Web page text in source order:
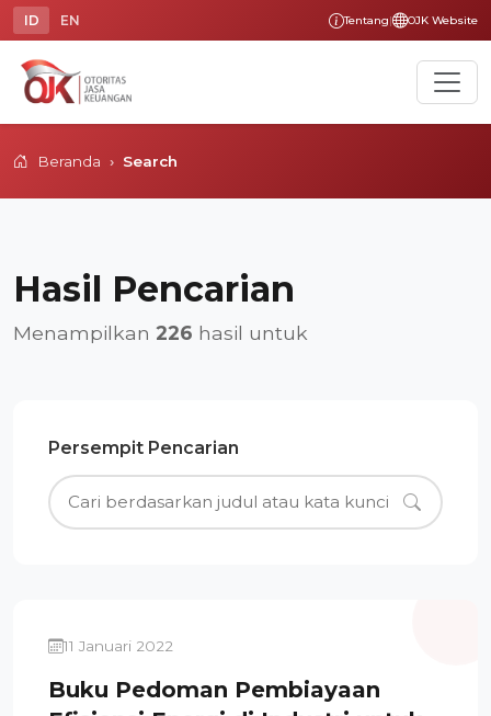
ID EN Tentang| OJK Website
Beranda Search
Hasil Pencarian
Menampilkan 226 hasil untuk
Persempit Pencarian
11 Januari 2022
Buku Pedoman Pembiayaan